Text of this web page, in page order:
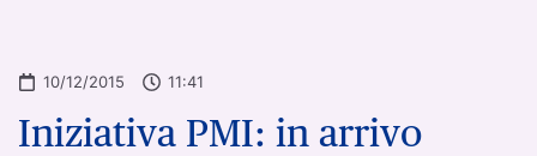
10/12/2015 11:41
Iniziativa PMI: in arrivo